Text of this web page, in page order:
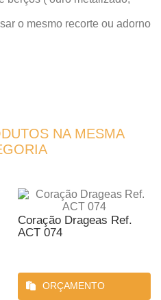
o mesmo recorte ou adorno
NA MESMA
Coração Drageas Ref.
ACT 074
ORÇAMENTO